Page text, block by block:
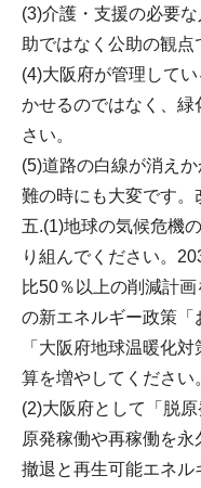
(3)介護・支援の必要
助ではなく公助の観点
(4)大阪府が管理して
かせるのではなく、
さい。
(5)道路の白線が消え
難の時にも大変です。
五.(1)地球の気候危機
り組んでください。
比50％以上の削減計
の新エネルギー政策「
「大阪府地球温暖化
算を増やしてください
(2)大阪府として「脱
原発稼働や再稼働を
撤退と再生可能エネル